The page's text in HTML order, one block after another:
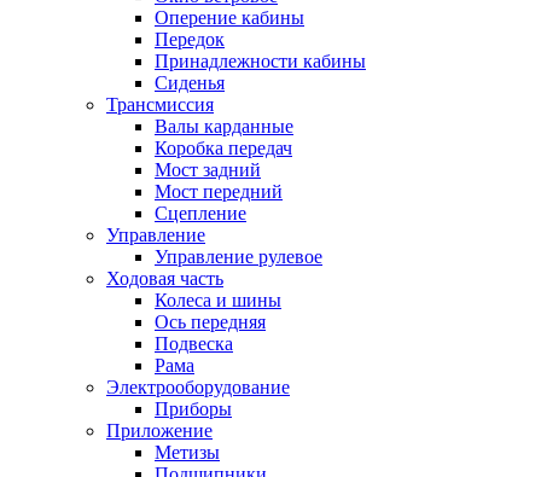
Оперение кабины
Передок
Принадлежности кабины
Сиденья
Трансмиссия
Валы карданные
Коробка передач
Мост задний
Мост передний
Сцепление
Управление
Управление рулевое
Ходовая часть
Колеса и шины
Ось передняя
Подвеска
Рама
Электрооборудование
Приборы
Приложение
Метизы